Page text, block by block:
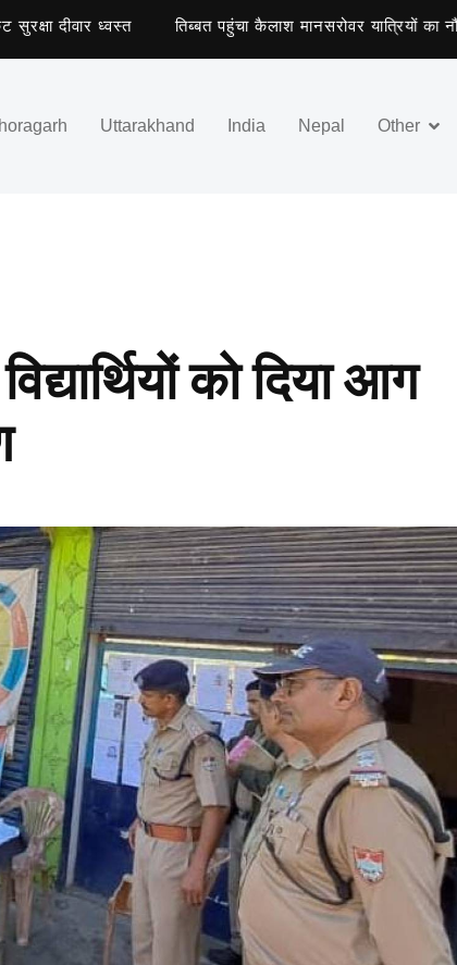
दीवार ध्वस्त तिब्बत पहुंचा कैलाश मानसरोवर यात्रियों का नौंवा दल
Uttarakhand India Nepal Other
को दिया आग